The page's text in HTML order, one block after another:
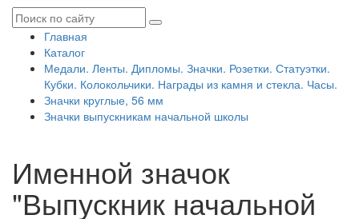
Главная
Каталог
Медали. Ленты. Дипломы. Значки. Розетки. Статуэтки.
Кубки. Колокольчики. Награды из камня и стекла. Часы.
Значки круглые, 56 мм
Значки выпускникам начальной школы
Именной значок
"Выпускник начальной